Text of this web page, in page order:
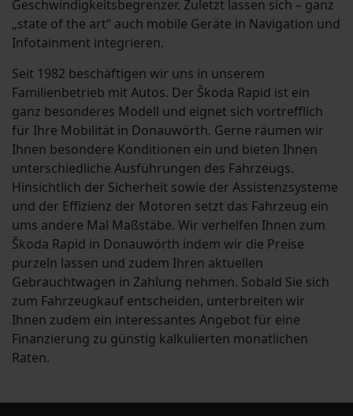
Geschwindigkeitsbegrenzer. Zuletzt lassen sich – ganz
„state of the art“ auch mobile Geräte in Navigation und
Infotainment integrieren.
Seit 1982 beschäftigen wir uns in unserem
Familienbetrieb mit Autos. Der Škoda Rapid ist ein
ganz besonderes Modell und eignet sich vortrefflich
für Ihre Mobilität in Donauwörth. Gerne räumen wir
Ihnen besondere Konditionen ein und bieten Ihnen
unterschiedliche Ausführungen des Fahrzeugs.
Hinsichtlich der Sicherheit sowie der Assistenzsysteme
und der Effizienz der Motoren setzt das Fahrzeug ein
ums andere Mal Maßstäbe. Wir verhelfen Ihnen zum
Škoda Rapid in Donauwörth indem wir die Preise
purzeln lassen und zudem Ihren aktuellen
Gebrauchtwagen in Zahlung nehmen. Sobald Sie sich
zum Fahrzeugkauf entscheiden, unterbreiten wir
Ihnen zudem ein interessantes Angebot für eine
Finanzierung zu günstig kalkulierten monatlichen
Raten.